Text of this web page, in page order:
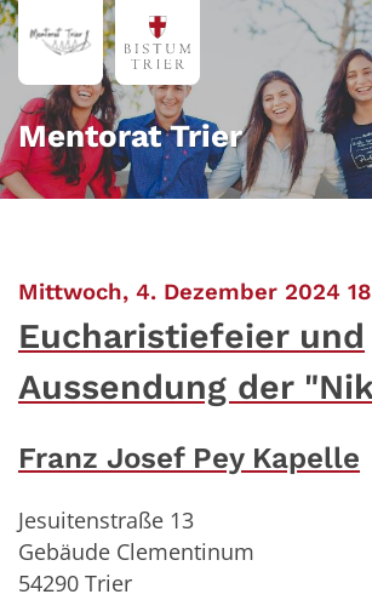
Zum Inhalt springen
Mentorat Trier
Mittwoch, 4. Dezember 2024
Eucharistiefeier und
Aussendung der
Franz Josef Pey Kapelle
Jesuitenstraße 13
Gebäude Clementinum
54290 Trier